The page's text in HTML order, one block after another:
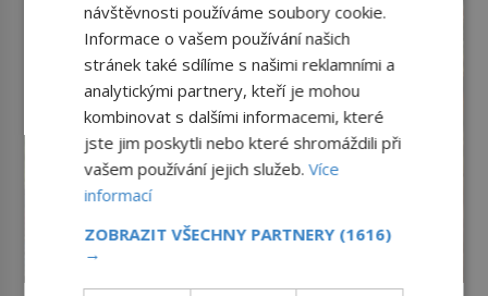
návštěvnosti používáme soubory cookie.
Informace o vašem používání našich
stránek také sdílíme s našimi reklamními a
analytickými partnery, kteří je mohou
kombinovat s dalšími informacemi, které
jste jim poskytli nebo které shromáždili při
vašem používání jejich služeb.Více
informací
ZOBRAZIT VŠECHNY PARTNERY (1616)
→